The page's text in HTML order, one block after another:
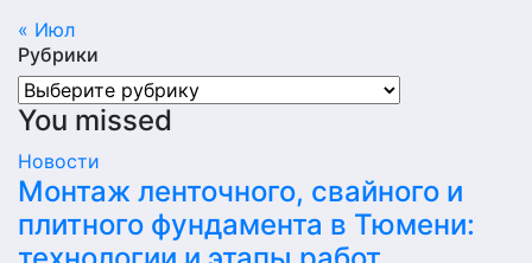
« Июл
Рубрики
Рубрики
You missed
Новости
Монтаж ленточного, свайного и
плитного фундамента в Тюмени: